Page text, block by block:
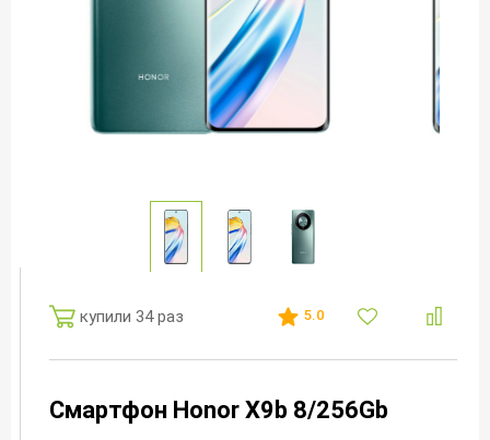
купили 34 раз 5.0
Смартфон Honor X9b 8/256Gb